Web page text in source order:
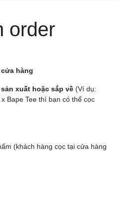
order
hàng
xuất hoặc sắp về (Ví dụ:
Bape Tee thì bạn có thể cọc
(khách hàng cọc tại cửa hàng